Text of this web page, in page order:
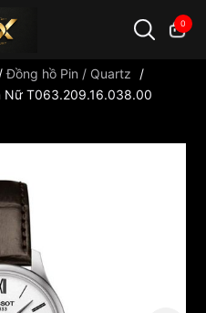
0
/Đồng hồ Pin / Quartz
/
Nữ T063.209.16.038.00